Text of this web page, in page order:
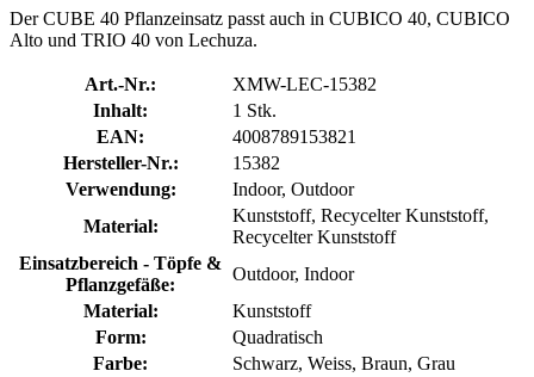
Der CUBE 40 Pflanzeinsatz passt auch in CUBICO 40, CUBICO
Alto und TRIO 40 von Lechuza.
Art.-Nr.:
XMW-LEC-15382
Inhalt:
1 Stk.
EAN:
4008789153821
Hersteller-Nr.:
15382
Verwendung:
Indoor, Outdoor
Material:
Kunststoff, Recycelter Kunststoff,
Recycelter Kunststoff
Einsatzbereich - Töpfe &
Pflanzgefäße:
Outdoor, Indoor
Material:
Kunststoff
Form:
Quadratisch
Farbe:
Schwarz, Weiss, Braun, Grau